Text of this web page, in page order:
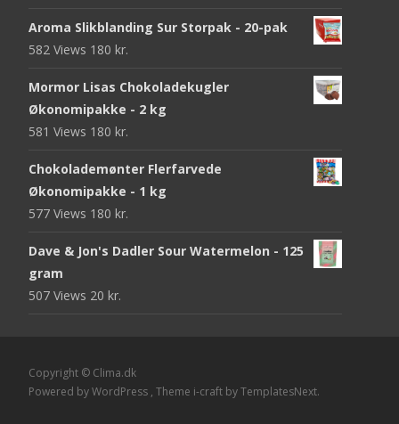
Aroma Slikblanding Sur Storpak - 20-pak
582 Views 180 kr.
Mormor Lisas Chokoladekugler
Økonomipakke - 2 kg
581 Views 180 kr.
Chokolademønter Flerfarvede
Økonomipakke - 1 kg
577 Views 180 kr.
Dave & Jon's Dadler Sour Watermelon - 125
gram
507 Views 20 kr.
Copyright © Clima.dk
Powered by WordPress , Theme i-craft by TemplatesNext.